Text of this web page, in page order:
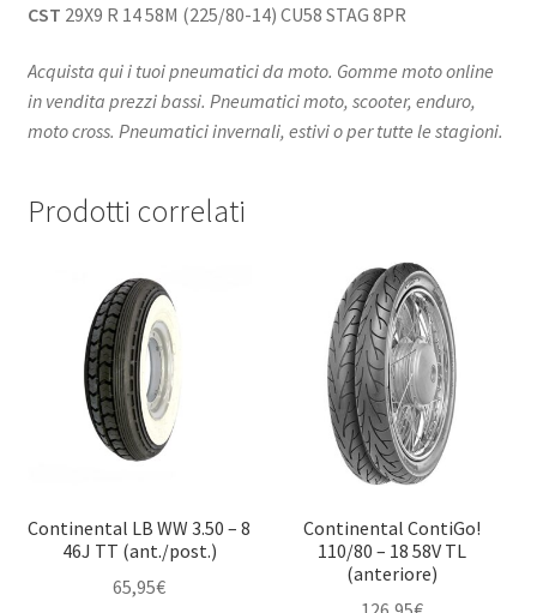
CST 29X9 R 14 58M (225/80-14) CU58 STAG 8PR
Acquista qui i tuoi pneumatici da moto. Gomme moto online
in vendita prezzi bassi. Pneumatici moto, scooter, enduro,
moto cross. Pneumatici invernali, estivi o per tutte le stagioni.
Prodotti correlati
Continental LB WW 3.50 – 8
46J TT (ant./post.)
65,95€
Continental ContiGo!
110/80 – 18 58V TL
(anteriore)